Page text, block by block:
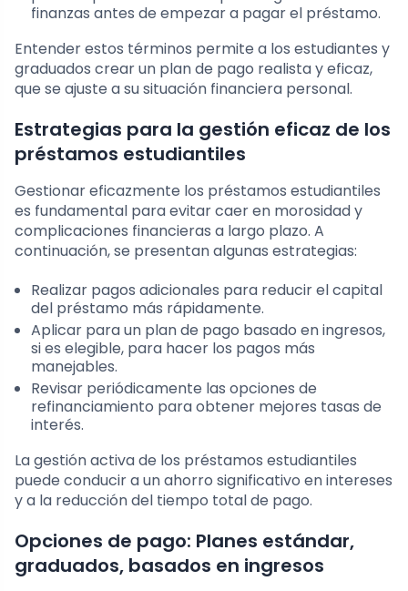
finanzas antes de empezar a pagar el préstamo.
Entender estos términos permite a los estudiantes y
graduados crear un plan de pago realista y eficaz,
que se ajuste a su situación financiera personal.
Estrategias para la gestión eficaz de los
préstamos estudiantiles
Gestionar eficazmente los préstamos estudiantiles
es fundamental para evitar caer en morosidad y
complicaciones financieras a largo plazo. A
continuación, se presentan algunas estrategias:
Realizar pagos adicionales para reducir el capital
del préstamo más rápidamente.
Aplicar para un plan de pago basado en ingresos,
si es elegible, para hacer los pagos más
manejables.
Revisar periódicamente las opciones de
refinanciamiento para obtener mejores tasas de
interés.
La gestión activa de los préstamos estudiantiles
puede conducir a un ahorro significativo en intereses
y a la reducción del tiempo total de pago.
Opciones de pago: Planes estándar,
graduados, basados en ingresos